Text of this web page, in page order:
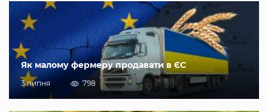
Як малому фермеру продавати в ЄС
3 липня 798